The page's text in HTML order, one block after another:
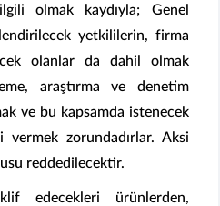
olmak kaydıyla; Genel
yetkililerin, firma
olanlar da dahil olmak
araştırma ve denetim
ve bu kapsamda istenecek
zorundadırlar. Aksi
reddedilecektir.
edecekleri ürünlerden,